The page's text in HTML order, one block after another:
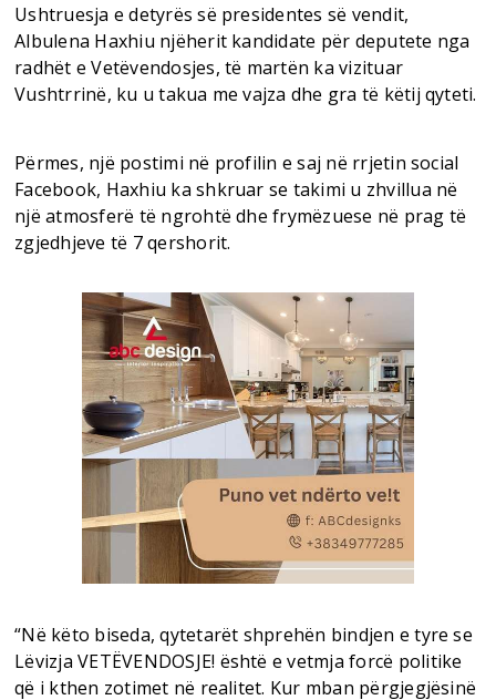
Ushtruesja e detyrës së presidentes së vendit,
Albulena Haxhiu njëherit kandidate për deputete nga
radhët e Vetëvendosjes, të martën ka vizituar
Vushtrrinë, ku u takua me vajza dhe gra të këtij qyteti.
Përmes, një postimi në profilin e saj në rrjetin social
Facebook, Haxhiu ka shkruar se takimi u zhvillua në
një atmosferë të ngrohtë dhe frymëzuese në prag të
zgjedhjeve të 7 qershorit.
“Në këto biseda, qytetarët shprehën bindjen e tyre se
Lëvizja VETËVENDOSJE! është e vetmja forcë politike
që i kthen zotimet në realitet. Kur mban përgjegjësinë